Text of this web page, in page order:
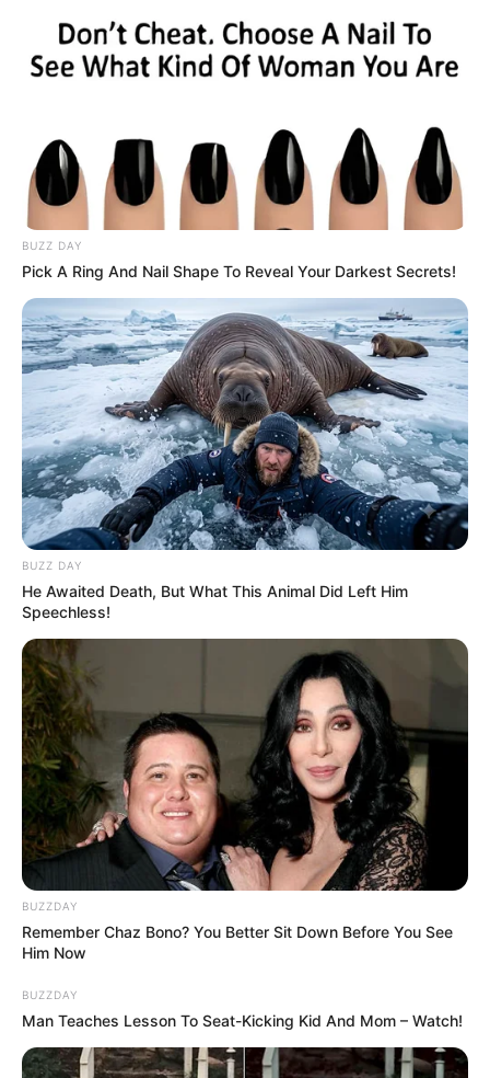
BUZZ DAY
Pick A Ring And Nail Shape To Reveal Your Darkest Secrets!
BUZZ DAY
He Awaited Death, But What This Animal Did Left Him
Speechless!
BUZZDAY
Remember Chaz Bono? You Better Sit Down Before You See
Him Now
BUZZDAY
Man Teaches Lesson To Seat-Kicking Kid And Mom – Watch!